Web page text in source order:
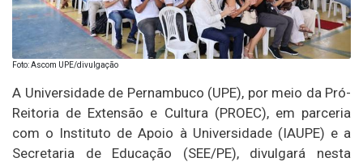
Foto: Ascom UPE/divulgação
A Universidade de Pernambuco (UPE), por meio da Pró-
Reitoria de Extensão e Cultura (PROEC), em parceria
com o Instituto de Apoio à Universidade (IAUPE) e a
Secretaria de Educação (SEE/PE), divulgará nesta